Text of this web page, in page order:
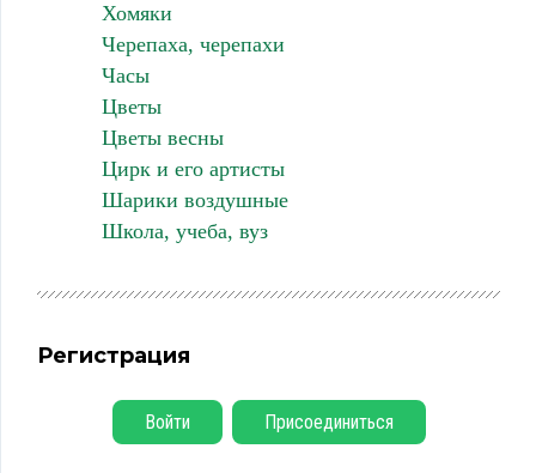
Хомяки
Черепаха, черепахи
Часы
Цветы
Цветы весны
Цирк и его артисты
Шарики воздушные
Школа, учеба, вуз
Регистрация
Войти Присоединиться